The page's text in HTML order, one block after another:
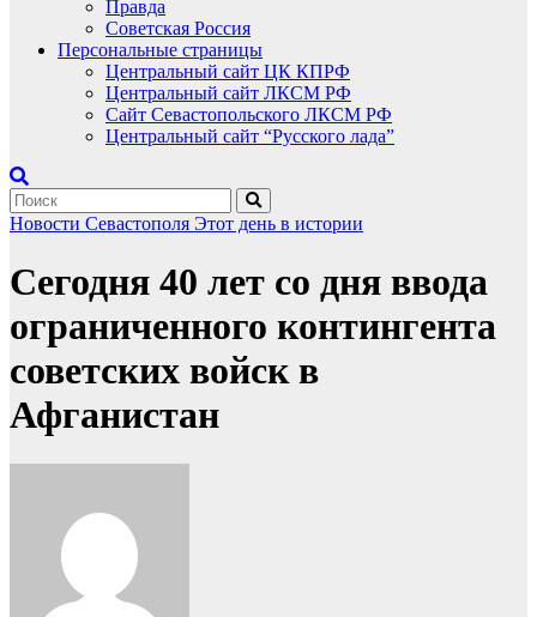
Правда
Советская Россия
Персональные страницы
Центральный сайт ЦК КПРФ
Центральный сайт ЛКСМ РФ
Сайт Севастопольского ЛКСМ РФ
Центральный сайт “Русского лада”
Новости Севастополя Этот день в истории
Сегодня 40 лет со дня ввода
ограниченного контингента
советских войск в
Афганистан